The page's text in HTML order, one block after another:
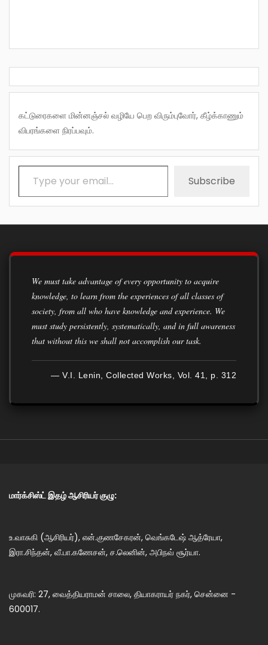
கட்டுரைகளை மின்னஞ்சல் வழியே பெற விரும்புவோர், கீழ்க்காணும்
விபரங்களை நிரப்பவும்.
Type your email…
Subscribe
We must take advantage of every opportunity to acquire
knowledge, to learn from the experiences of all classes of
society, from all who have knowledge and experience. We
must study persistently, systematically, and in full awareness
that without this we shall not accomplish our task.
— V.I. Lenin, Collected Works, Vol. 41, p. 312
மார்க்சிஸ்ட் இதழ் ஆசிரியர் குழு:
உ.வாசுகி (ஆசிரியர்), என்.குணசேகரன், வெங்கடேஷ் ஆத்ரேயா,
இரா.சிந்தன், வீ.பா.கணேசன், ச.லெனின், அபிநவ் சூர்யா.
முகவரி: 27, வைத்தியராமன் சாலை, தியாகராயர் நகர், சென்னை -
600017.